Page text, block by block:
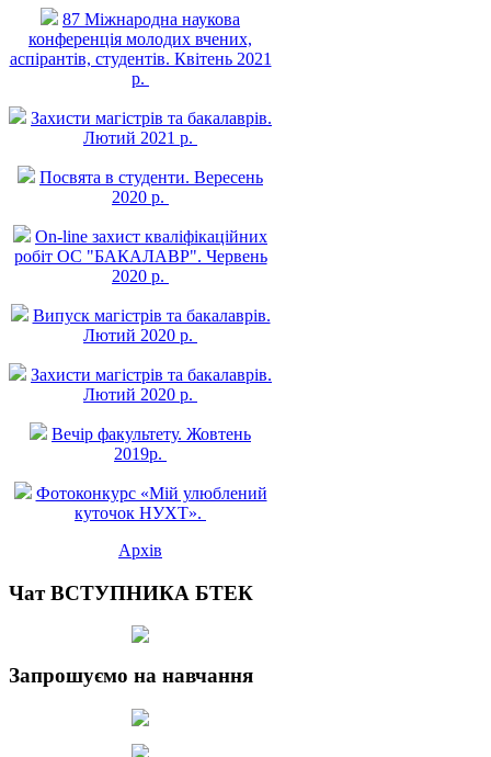
87 Міжнародна наукова
конференція молодих вчених,
аспірантів, студентів. Квітень 2021
р.
Захисти магістрів та бакалаврів.
Лютий 2021 р.
Посвята в студенти. Вересень
2020 р.
On-line захист квалiфiкацiйних
робiт ОС "БАКАЛАВР". Червень
2020 р.
Випуск магістрів та бакалаврів.
Лютий 2020 р.
Захисти магістрів та бакалаврів.
Лютий 2020 р.
Вечір факультету. Жовтень
2019р.
Фотоконкурс «Мій улюблений
куточок НУХТ».
Архів
Чат ВСТУПНИКА БТЕК
Запрошуємо на навчання